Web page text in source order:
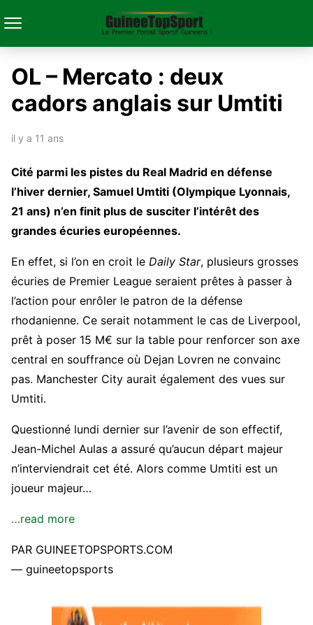
OL – Mercato : deux
cadors anglais sur Umtiti
il y a 11 ans
Cité parmi les pistes du Real Madrid en défense
l’hiver dernier, Samuel Umtiti (Olympique Lyonnais,
21 ans) n’en finit plus de susciter l’intérêt des
grandes écuries européennes.
En effet, si l’on en croit le Daily Star, plusieurs grosses
écuries de Premier League seraient prêtes à passer à
l’action pour enrôler le patron de la défense
rhodanienne. Ce serait notamment le cas de Liverpool,
prêt à poser 15 M€ sur la table pour renforcer son axe
central en souffrance où Dejan Lovren ne convainc
pas. Manchester City aurait également des vues sur
Umtiti.
Questionné lundi dernier sur l’avenir de son effectif,
Jean-Michel Aulas a assuré qu’aucun départ majeur
n’interviendrait cet été. Alors comme Umtiti est un
joueur majeur…
…read more
PAR GUINEETOPSPORTS.COM
— guineetopsports